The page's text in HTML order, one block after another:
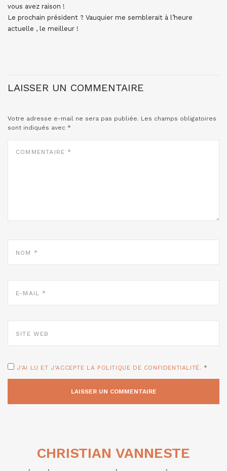
vous avez raison !
Le prochain président ? Vauquier me semblerait à l’heure
actuelle , le meilleur !
LAISSER UN COMMENTAIRE
Votre adresse e-mail ne sera pas publiée. Les champs obligatoires
sont indiqués avec *
MAIL
WEB
J'AI LU ET J'ACCEPTE LA POLITIQUE DE CONFIDENTIALITÉ. *
CHRISTIAN VANNESTE